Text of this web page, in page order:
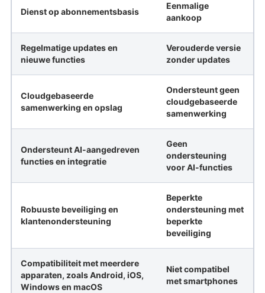
Dienst op abonnementsbasis
Eenmalige
aankoop
Regelmatige updates en
nieuwe functies
Verouderde versie
zonder updates
Cloudgebaseerde
samenwerking en opslag
Ondersteunt geen
cloudgebaseerde
samenwerking
Ondersteunt AI-aangedreven
functies en integratie
Geen
ondersteuning
voor AI-functies
Robuuste beveiliging en
klantenondersteuning
Beperkte
ondersteuning met
beperkte
beveiliging
Compatibiliteit met meerdere
apparaten, zoals Android, iOS,
Windows en macOS
Niet compatibel
met smartphones